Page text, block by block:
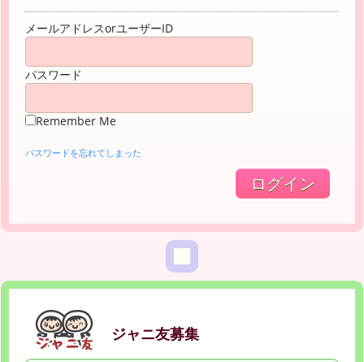
メールアドレスorユーザーID
パスワード
Remember Me
パスワードを忘れてしまった
ジャニ友募集